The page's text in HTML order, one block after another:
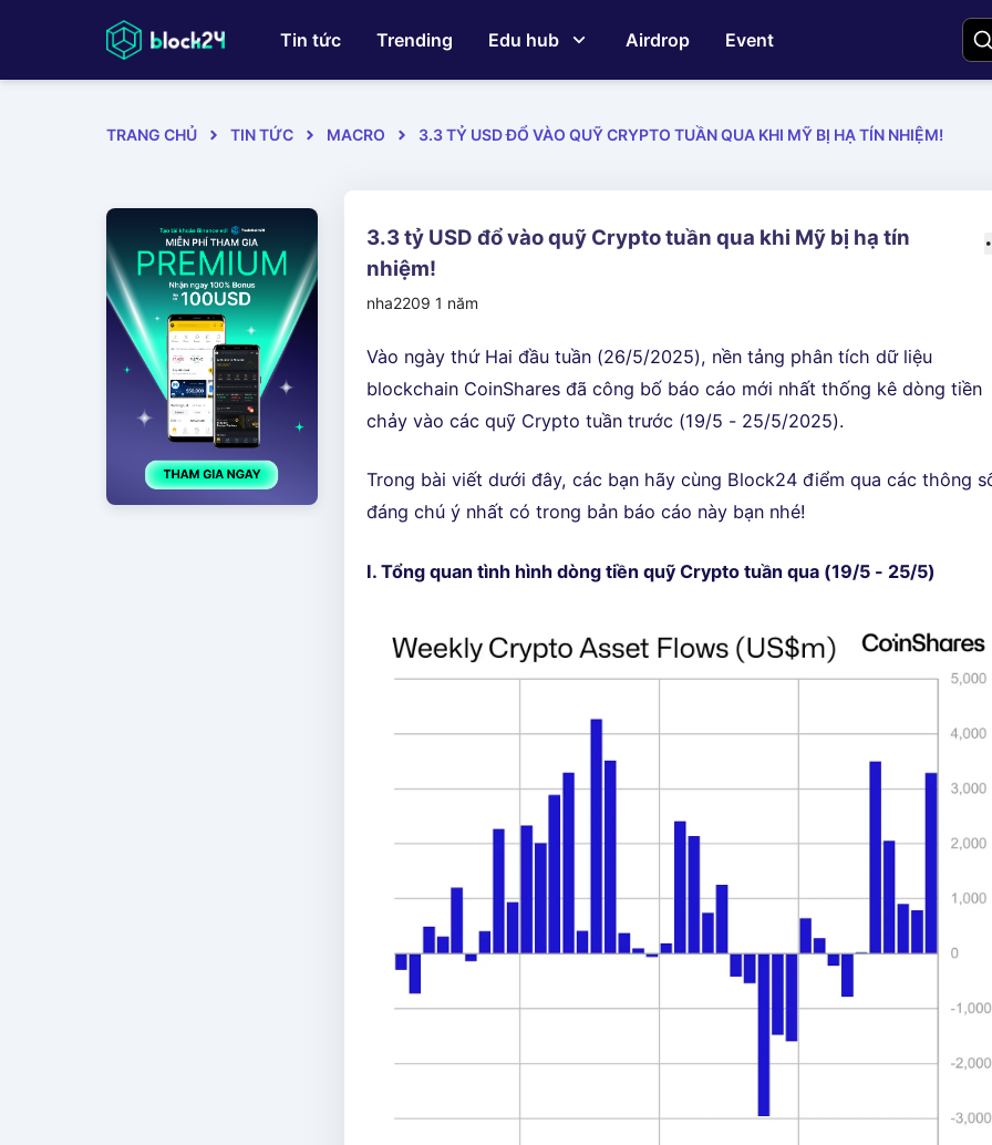
Tin tức Trending Edu hub Airdrop Event
TRANG CHỦ TIN TỨC MACRO 3.3 TỶ USD ĐỔ VÀO QUỸ CRYPTO TUẦN QUA KHI MỸ BỊ HẠ TÍN NHIỆM!
3.3 tỷ USD đổ vào quỹ Crypto tuần qua khi Mỹ bị hạ tín
nhiệm!
nha2209 1 năm
Vào ngày thứ Hai đầu tuần (26/5/2025), nền tảng phân tích dữ liệu
blockchain CoinShares đã công bố báo cáo mới nhất thống kê dòng tiền
chảy vào các quỹ Crypto tuần trước (19/5 - 25/5/2025).
Trong bài viết dưới đây, các bạn hãy cùng Block24 điểm qua các thông
đáng chú ý nhất có trong bản báo cáo này bạn nhé!
I. Tổng quan tình hình dòng tiền quỹ Crypto tuần qua (19/5 - 25/5)